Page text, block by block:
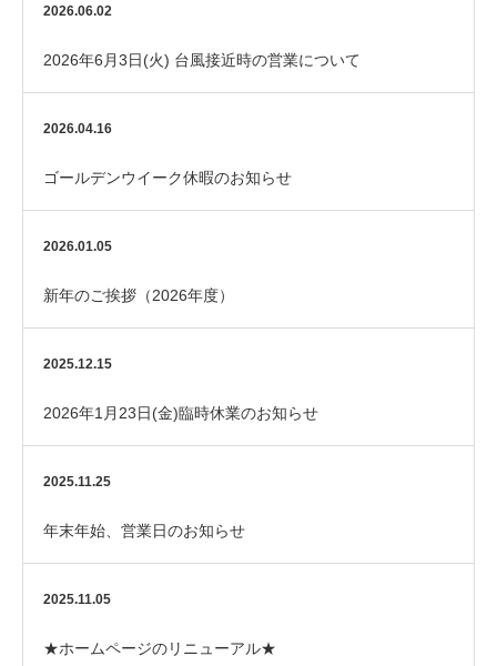
2026.06.02
2026年6月3日(火) 台風接近時の営業について
2026.04.16
ゴールデンウイーク休暇のお知らせ
2026.01.05
新年のご挨拶（2026年度）
2025.12.15
2026年1月23日(金)臨時休業のお知らせ
2025.11.25
年末年始、営業日のお知らせ
2025.11.05
★ホームページのリニューアル★